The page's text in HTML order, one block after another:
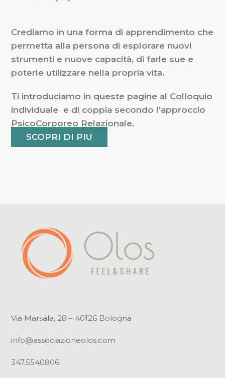
Crediamo in una forma di apprendimento che
permetta alla persona di esplorare nuovi
strumenti e nuove capacità, di farle sue e
poterle utilizzare nella propria vita.
Ti introduciamo in queste pagine al Colloquio
individuale e di coppia secondo l’approccio
PsicoCorporeo Relazionale.
SCOPRI DI PIU
Via Marsala, 28 – 40126 Bologna
info@associazioneolos.com
347.5540806